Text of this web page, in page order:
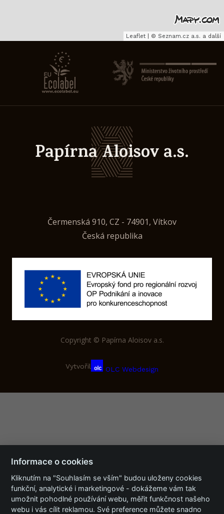
Leaflet © Seznam.cz a.s. a další
Papírna Aloisov a.s.
Čermenská 910, CZ - 74901, Vítkov
Česká republika
Copyright © Papírna Aloisov a.s.
Vytvořil OLC Webdesign
Informace o cookies
Kliknutím na "Souhlasím se vším" budou uloženy cookies
funkční, analytické i marketingové - dokážeme vám tak
umožnit pohodlné používání webu, měřit funkčnost našeho
webu i vás cílit reklamou. Své preference můžete snadno